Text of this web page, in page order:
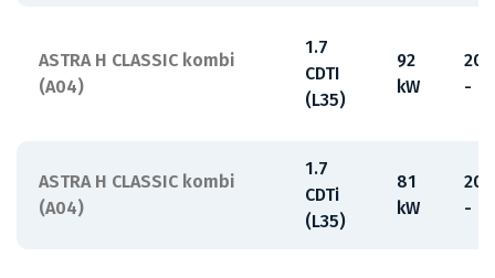
ASTRA H CLASSIC kombi
(A04)
1.7
CDTI
(L35)
92
kW
-
ASTRA H CLASSIC kombi
(A04)
1.7
CDTi
(L35)
81
kW
-